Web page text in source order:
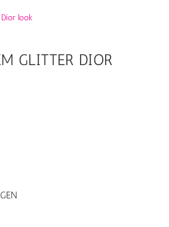
GLITTER DIOR